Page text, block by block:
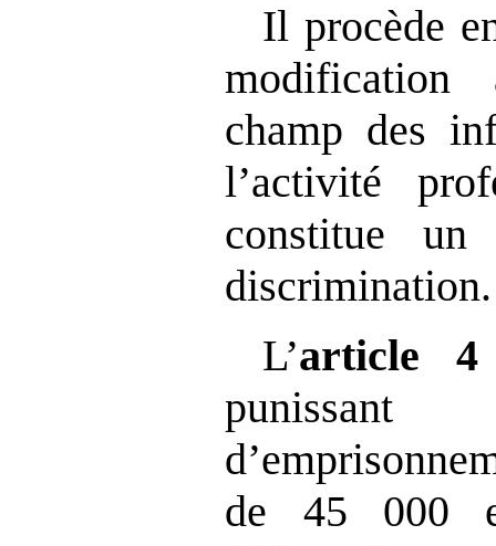
Il procède
champ des
l’activité
constitue
discrimination.
L’article 4
de 45 000